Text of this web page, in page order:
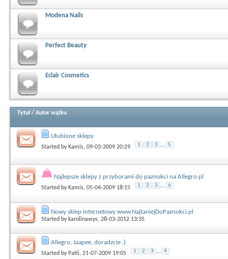
Modena Nails
Perfect Beauty
Eclair Cosmetics
Tytuł / Autor wątku
Ulubione sklepy
Started by Kamis, 09-03-2009 20:29 1 2 3 ... 5
Najlepsze sklepy z przyborami do paznokci na Allegro.pl
Started by Kamis, 05-04-2009 18:15 1 2 3 ... 6
Nowy sklep internetowy www.NajtaniejDoPaznokci.pl
Started by karolinawys, 28-03-2012 13:35
Allegro, Jaapee, doradzcie :)
Started by Patii, 21-07-2009 19:05 1 2 3 ... 4